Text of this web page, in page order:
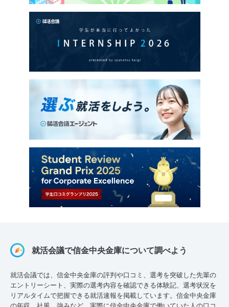
就活会議で信金中央金庫について調べよう
就活会議では、信金中央金庫の評判や口コミ、選考を突破した先輩の
エントリーシート、実際の選考内容を確認できる体験記、選考状況を
リアルタイムで把握できる就活速報を掲載しています。信金中央金庫